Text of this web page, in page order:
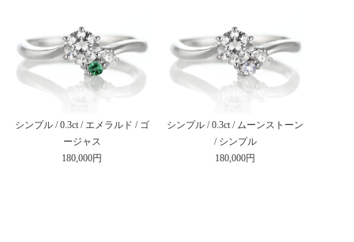
シンプル / 0.3ct / エメラルド / ゴ
ージャス
180,000円
シンプル / 0.3ct / ムーンストーン
/ シンプル
180,000円